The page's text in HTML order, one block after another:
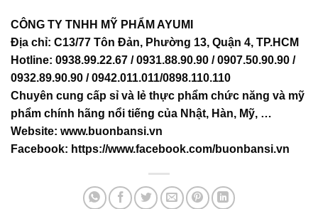
CÔNG TY TNHH MỸ PHẨM AYUMI
Địa chỉ: C13/77 Tôn Đản, Phường 13, Quận 4, TP.HCM
Hotline: 0938.99.22.67 / 0931.88.90.90 / 0907.50.90.90 /
0932.89.90.90 / 0942.011.011/0898.110.110
Chuyên cung cấp sỉ và lẻ thực phẩm chức năng và mỹ
phẩm chính hãng nổi tiếng của Nhật, Hàn, Mỹ, …
Website: www.buonbansi.vn
Facebook: https://www.facebook.com/buonbansi.vn